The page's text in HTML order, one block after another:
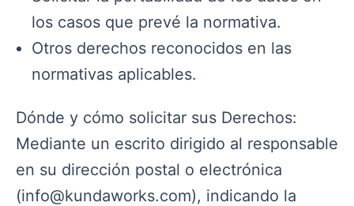
los casos que prevé la normativa.
Otros derechos reconocidos en las
normativas aplicables.
Dónde y cómo solicitar sus Derechos:
Mediante un escrito dirigido al responsable
en su dirección postal o electrónica
(info@kundaworks.com), indicando la